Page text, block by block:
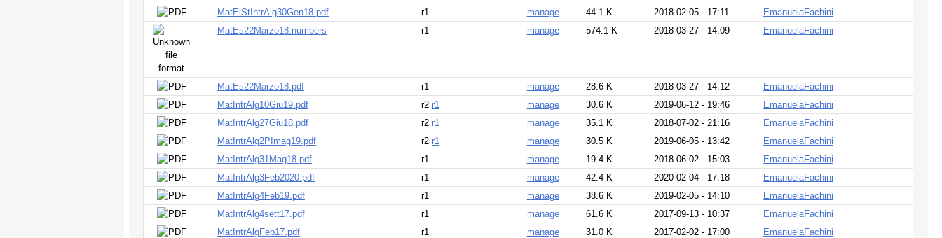
MatElStIntrAlg30Gen18.pdf
r1 manage 44.1 K 2018-02-05 - 17:11
EmanuelaFachini
MatEs22Marzo18.numbers
r1 manage 574.1 K 2018-03-27 - 14:09 EmanuelaFachini
MatEs22Marzo18.pdf r1 manage 28.6 K 2018-03-27 - 14:12
EmanuelaFachini
MatIntrAlg10Giu19.pdf
r2r1 manage 30.6 K 2019-06-12 - 19:46
EmanuelaFachini
MatIntrAlg27Giu18.pdf
r2r1 manage 35.1 K 2018-07-02 - 21:16
EmanuelaFachini
MatIntrAlg2PImag19.pdf
r2r1 manage 30.5 K 2019-06-05 - 13:42
EmanuelaFachini
MatIntrAlg31Mag18.pdf
r1 manage 19.4 K 2018-06-02 - 15:03
EmanuelaFachini
MatIntrAlg3Feb2020.pdf
r1 manage 42.4 K 2020-02-04 - 17:18
EmanuelaFachini
MatIntrAlg4Feb19.pdf
r1 manage 38.6 K 2019-02-05 - 14:10
EmanuelaFachini
MatIntrAlg4sett17.pdf
r1 manage 61.6 K 2017-09-13 - 10:37
EmanuelaFachini
MatIntrAlgFeb17.pdf
r1 manage 31.0 K 2017-02-02 - 17:00
EmanuelaFachini